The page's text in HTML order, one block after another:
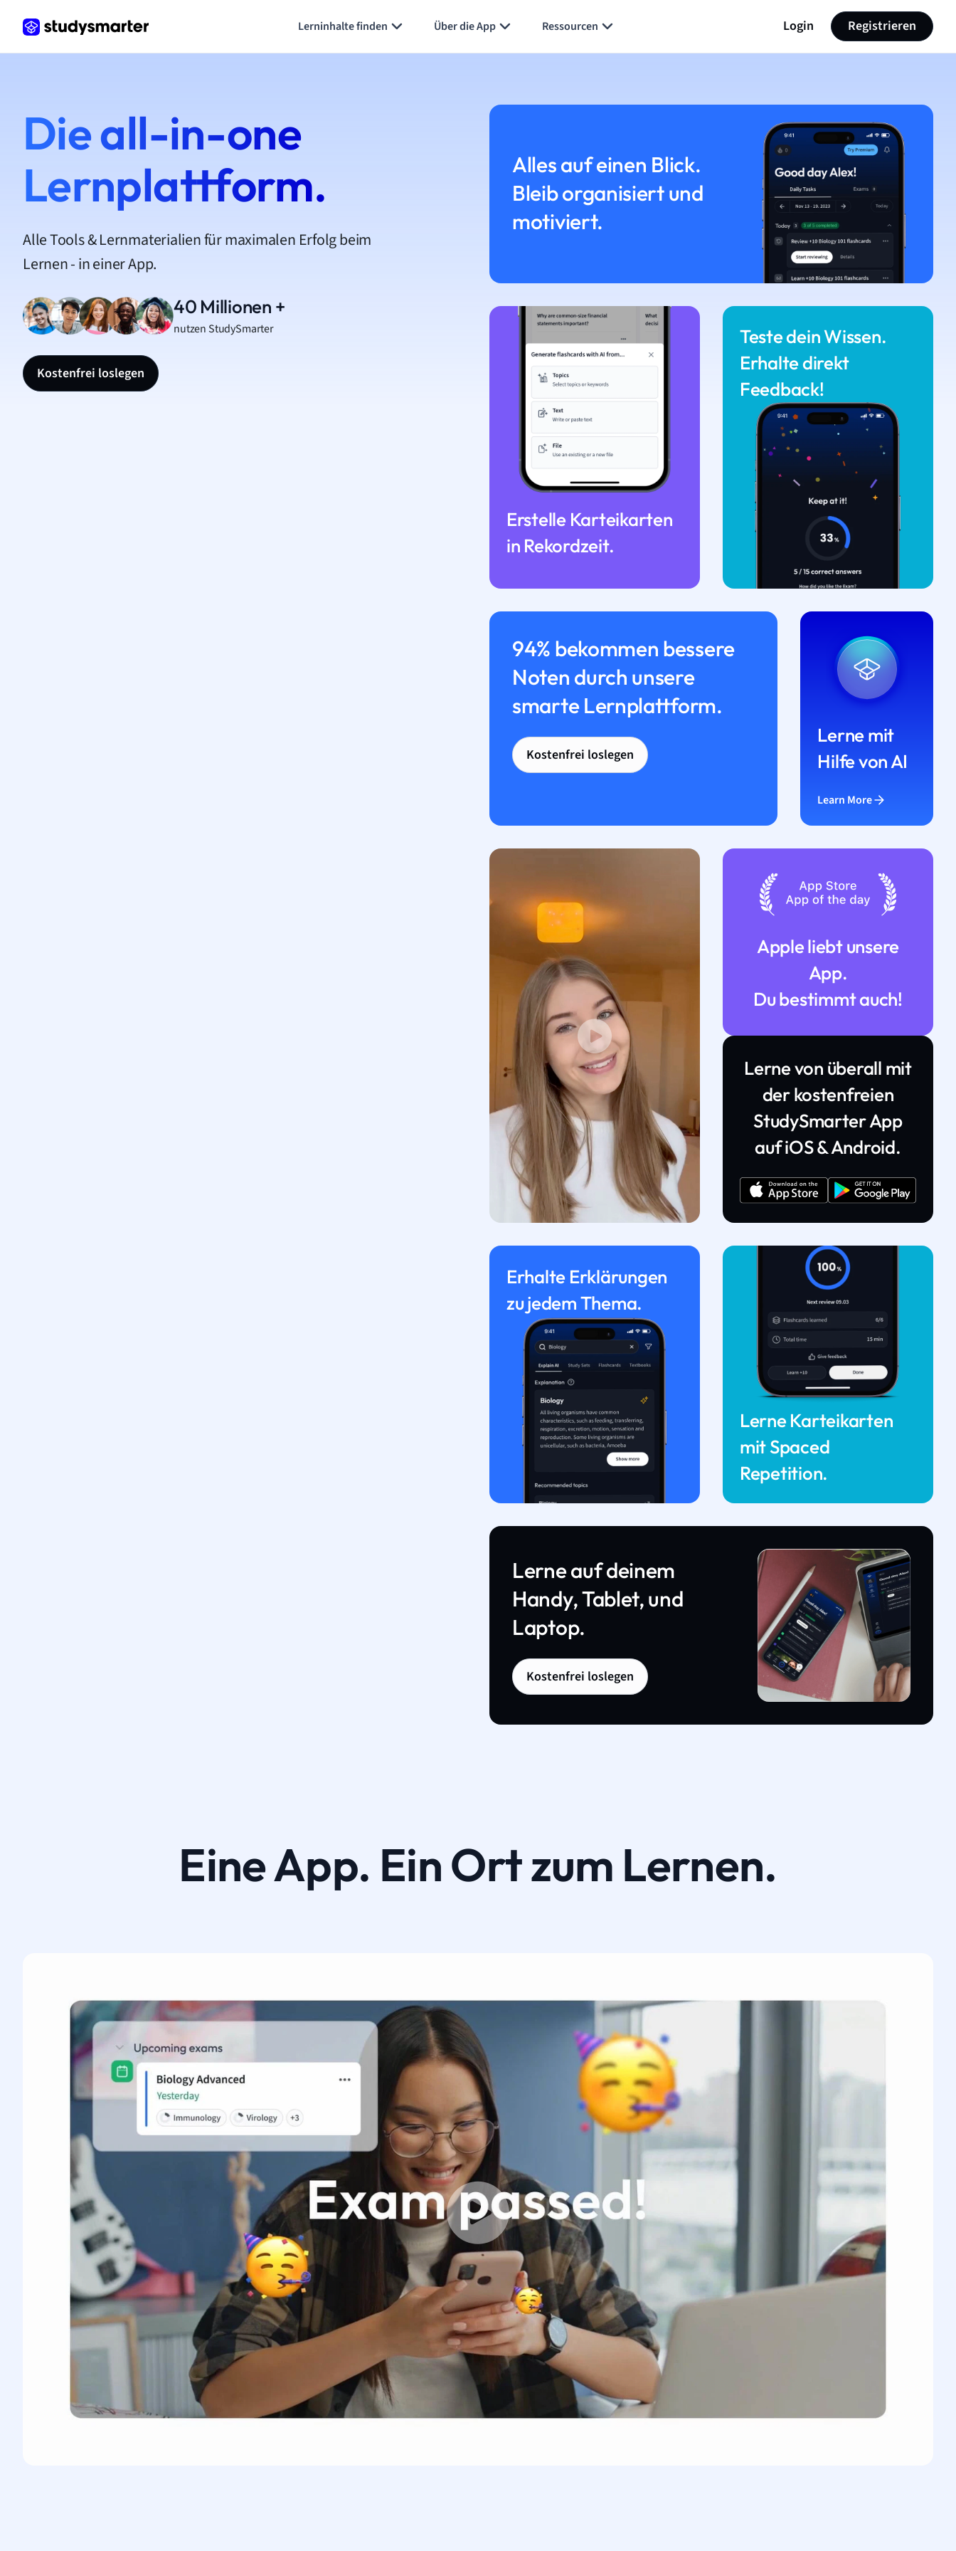
Lerninhalte finden Über die App Ressourcen Login Registrieren
Die all-in-one
Lernplattform.
Alle Tools & Lernmaterialien für maximalen Erfolg beim
Lernen - in einer App.
40 Millionen +
nutzen StudySmarter
Kostenfrei loslegen
Alles auf einen Blick.
Bleib organisiert und
motiviert.
Erstelle Karteikarten
in Rekordzeit.
Teste dein Wissen.
Erhalte direkt
Feedback!
94% bekommen bessere
Noten durch unsere
smarte Lernplattform.
Kostenfrei loslegen
Lerne mit
Hilfe von AI
Learn More
Apple liebt unsere
App.
Du bestimmt auch!
Lerne von überall mit
der kostenfreien
StudySmarter App
auf iOS & Android.
Erhalte Erklärungen
zu jedem Thema.
Lerne Karteikarten
mit Spaced
Repetition.
Lerne auf deinem
Handy, Tablet, und
Laptop.
Kostenfrei loslegen
Eine App. Ein Ort zum Lernen.